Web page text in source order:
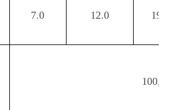
7.0 12.0 19.2
100,0